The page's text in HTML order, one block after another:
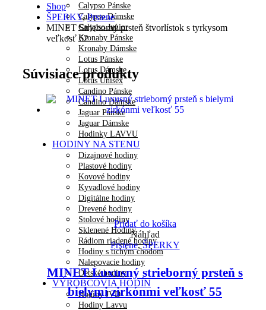
Calypso Pánske
Calypso Dámske
Calypso Junior
Kronaby Pánske
Kronaby Dámske
Lotus Pánske
Lotus Dámske
Lotus Unisex
Candino Pánske
Candino Dámske
Jaguar Pánske
Jaguar Dámske
Hodinky LAVVU
HODINY NA STENU
Dizajnové hodiny
Plastové hodiny
Kovové hodiny
Kyvadlové hodiny
Digitálne hodiny
Drevené hodiny
Stolové hodiny
Sklenené Hodiny
Rádiom riadené hodiny
Hodiny s tichým chodom
Nalepovacie hodiny
Detské hodiny
VÝROBCOVIA HODÍN
Hodiny JVD
Hodiny Lavvu
Shop
ŠPERKY,Prstene
MINET Strieborný prsteň štvorlístok s tyrkysom
veľkosť 62
Súvisiace produkty
Pridať do košíka
Náhľad
Prstene,ŠPERKY
MINET Luxusný strieborný prsteň s
bielymi zirkónmi veľkosť 55